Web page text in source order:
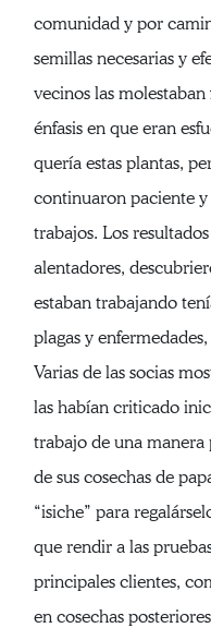
comunidad y por
semillas necesarias y
vecinos las
énfasis en que eran
quería estas plantas,
continuaron paciente y
trabajos. Los
alentadores,
estaban trabajando
plagas y
Varias de las socias
las habían criticado
trabajo de una
de sus cosechas de
“isiche” para
que rendir a las
principales clientes,
en cosechas